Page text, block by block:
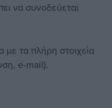
να συνοδεύεται
με τα πλήρη στοιχεία
e-mail).